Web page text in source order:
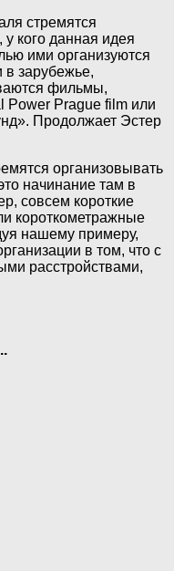
стремятся
кого данная идея
ими организуются
в зарубежье,
фильмы,
Power Prague film или
Продолжает Эстер
организовывать
начинание там в
совсем короткие
короткометражные
нашему примеру,
в том, что с
расстройствами,